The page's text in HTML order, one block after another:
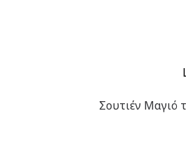
Σουτιέν Μαγιό